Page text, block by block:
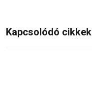
Kapcsolódó cikkek